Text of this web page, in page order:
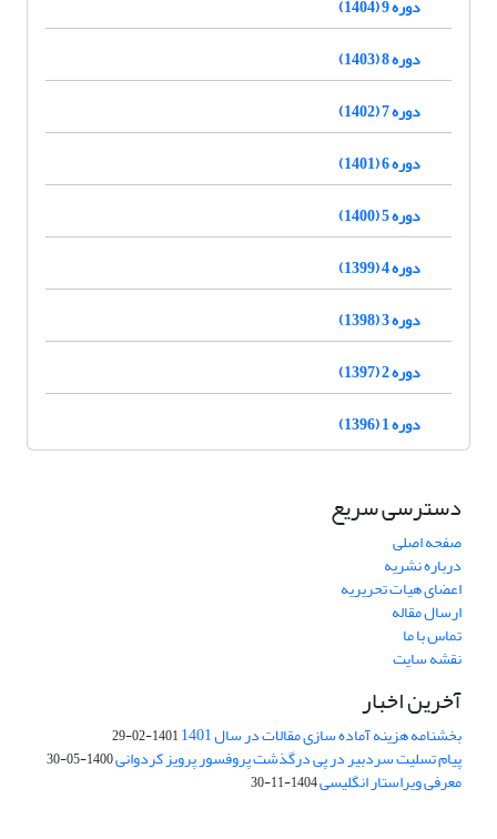
دوره 9 (1404)
دوره 8 (1403)
دوره 7 (1402)
دوره 6 (1401)
دوره 5 (1400)
دوره 4 (1399)
دوره 3 (1398)
دوره 2 (1397)
دوره 1 (1396)
دسترسی سریع
صفحه اصلی
درباره نشریه
اعضای هیات تحریریه
ارسال مقاله
تماس با ما
نقشه سایت
آخرین اخبار
بخشنامه هزینه آماده سازی مقالات در سال 1401 1401-02-29
پیام تسلیت سردبیر در پی درگذشت پروفسور پرویز کردوانی1400-05-30
معرفی ویراستار انگلیسی1404-11-30